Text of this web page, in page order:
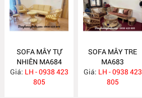
SOFA MÂY TỰ
NHIÊN MA684
Giá: LH - 0938 423
805
SOFA MÂY TRE
MA683
Giá: LH - 0938 423
805